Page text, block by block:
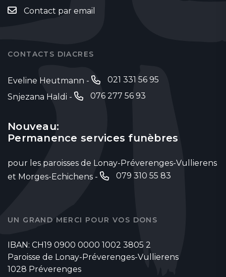
Contact par email
CONTACTS DIACRES
Eveline Heutmann -
021 331 56 95
Snjezana Haldi -
076 277 56 93
Nouveau:
Permanence services funèbres
pour les paroisses de Lonay-Préverenges-Vullierens
et Morges-Echichens -
079 310 55 83
UN GRAND MERCI POUR VOS DONS
IBAN: CH19 0900 0000 1002 3805 2
Paroisse de Lonay-Préverenges-Vullierens
1028 Préverenges